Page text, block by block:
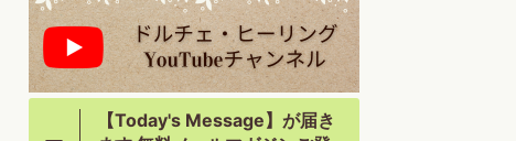
【Today's Message】が届き